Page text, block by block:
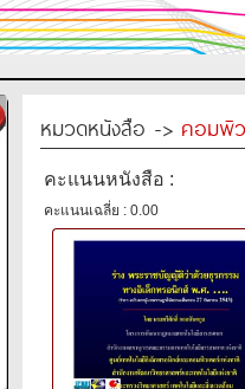
หมวดหนังสือ -> คอมพิ
คะแนนหนังสือ :
คะแนนเฉลี่ย : 0.00